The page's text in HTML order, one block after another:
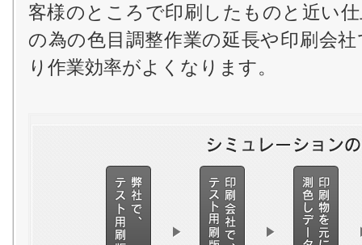
客様のところで印刷したものと近い
の為の色目調整作業の延長や印刷会
り作業効率がよくなります。